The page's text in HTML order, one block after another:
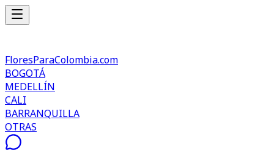
FloresParaColombia.com
BOGOTÁ
MEDELLÍN
CALI
BARRANQUILLA
OTRAS